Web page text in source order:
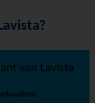
van Lavista